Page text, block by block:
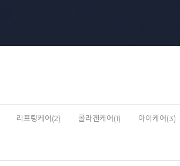
리프팅케어(2) 콜라겐케어(1) 아이케어(3)